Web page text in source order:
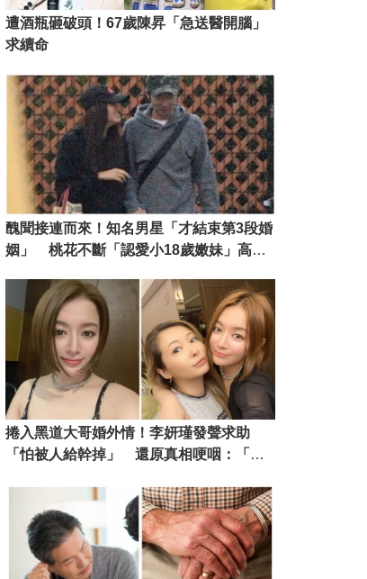
遭酒瓶砸破頭！67歲陳昇「急送醫開腦」
求續命
醜聞接連而來！知名男星「才結束第3段婚
姻」 桃花不斷「認愛小18歲嫩妹」高調
捲入黑道大哥婚外情！李妍瑾發聲求助
「怕被人給幹掉」 還原真相哽咽：「我